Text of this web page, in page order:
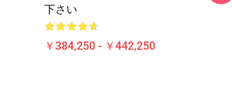
下さい
￥384,250 - ￥442,250